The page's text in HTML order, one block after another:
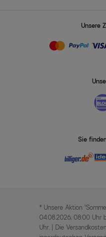
Unsere
Sie
* Unsere Aktion
04.08.2026, 08:00 Uhr
Uhr. | Die